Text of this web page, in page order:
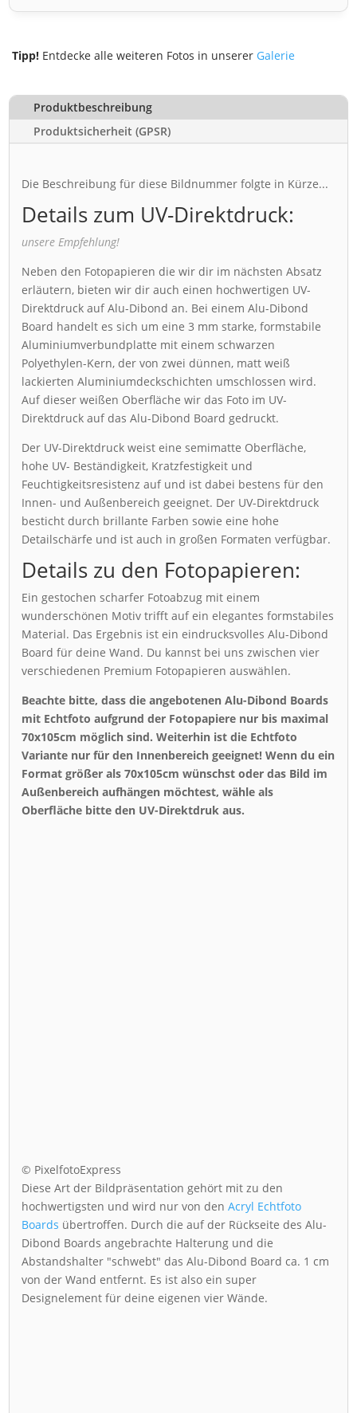
Tipp! Entdecke alle weiteren Fotos in unserer Galerie
Produktbeschreibung
Produktsicherheit (GPSR)
Die Beschreibung für diese Bildnummer folgte in Kürze...
Details zum UV-Direktdruck:
unsere Empfehlung!
Neben den Fotopapieren die wir dir im nächsten Absatz
erläutern, bieten wir dir auch einen hochwertigen UV-
Direktdruck auf Alu-Dibond an. Bei einem Alu-Dibond
Board handelt es sich um eine 3 mm starke, formstabile
Aluminiumverbundplatte mit einem schwarzen
Polyethylen-Kern, der von zwei dünnen, matt weiß
lackierten Aluminiumdeckschichten umschlossen wird.
Auf dieser weißen Oberfläche wir das Foto im UV-
Direktdruck auf das Alu-Dibond Board gedruckt.
Der UV-Direktdruck weist eine semimatte Oberfläche,
hohe UV- Beständigkeit, Kratzfestigkeit und
Feuchtigkeitsresistenz auf und ist dabei bestens für den
Innen- und Außenbereich geeignet. Der UV-Direktdruck
besticht durch brillante Farben sowie eine hohe
Detailschärfe und ist auch in großen Formaten verfügbar.
Details zu den Fotopapieren:
Ein gestochen scharfer Fotoabzug mit einem
wunderschönen Motiv trifft auf ein elegantes formstabiles
Material. Das Ergebnis ist ein eindrucksvolles Alu-Dibond
Board für deine Wand. Du kannst bei uns zwischen vier
verschiedenen Premium Fotopapieren auswählen.
Beachte bitte, dass die angebotenen Alu-Dibond Boards
mit Echtfoto aufgrund der Fotopapiere nur bis maximal
70x105cm möglich sind. Weiterhin ist die Echtfoto
Variante nur für den Innenbereich geeignet! Wenn du ein
Format größer als 70x105cm wünschst oder das Bild im
Außenbereich aufhängen möchtest, wähle als
Oberfläche bitte den UV-Direktdruk aus.
© PixelfotoExpress
Diese Art der Bildpräsentation gehört mit zu den
hochwertigsten und wird nur von denAcryl Echtfoto
Boards übertroffen. Durch die auf der Rückseite des Alu-
Dibond Boards angebrachte Halterung und die
Abstandshalter "schwebt" das Alu-Dibond Board ca. 1 cm
von der Wand entfernt. Es ist also ein super
Designelement für deine eigenen vier Wände.